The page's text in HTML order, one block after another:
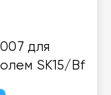
для
SK15/Bf